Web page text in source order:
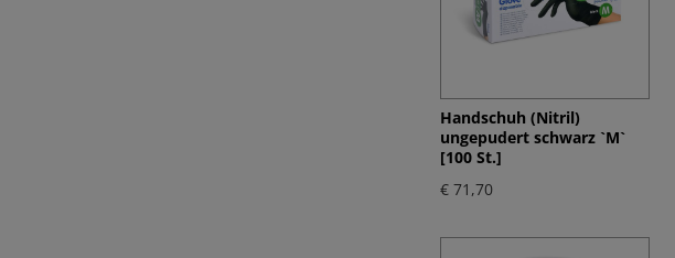
Handschuh (Nitril)
ungepudert schwarz `M`
[100 St.]
€ 71,70